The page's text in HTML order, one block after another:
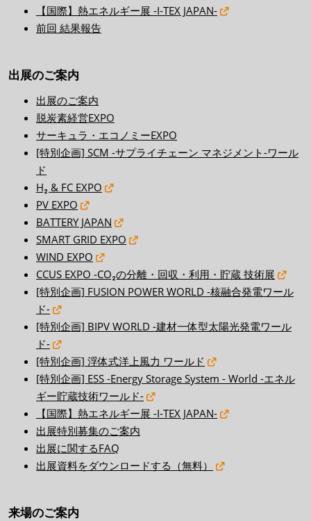
【国際】熱エネルギー展 -I-TEX JAPAN-
前回 結果報告
出展のご案内
出展のご案内
脱炭素経営EXPO
サーキュラ・エコノミーEXPO
[特別企画] SCM -サプライチェーン マネジメント-ワール
ド
H₂ & FC EXPO
PV EXPO
BATTERY JAPAN
SMART GRID EXPO
WIND EXPO
CCUS EXPO -CO₂の分離・回収・利用・貯蔵 技術展
[特別企画] FUSION POWER WORLD -核融合発電ワール
ド-
[特別企画] BIPV WORLD -建材一体型太陽光発電ワール
ド-
[特別企画] 浮体式洋上風力 ワールド
[特別企画] ESS -Energy Storage System - World -エネル
ギー貯蔵技術ワールド-
【国際】熱エネルギー展 -I-TEX JAPAN-
出展特別募集のご案内
出展に関するFAQ
出展資料をダウンロードする（無料）
来場のご案内